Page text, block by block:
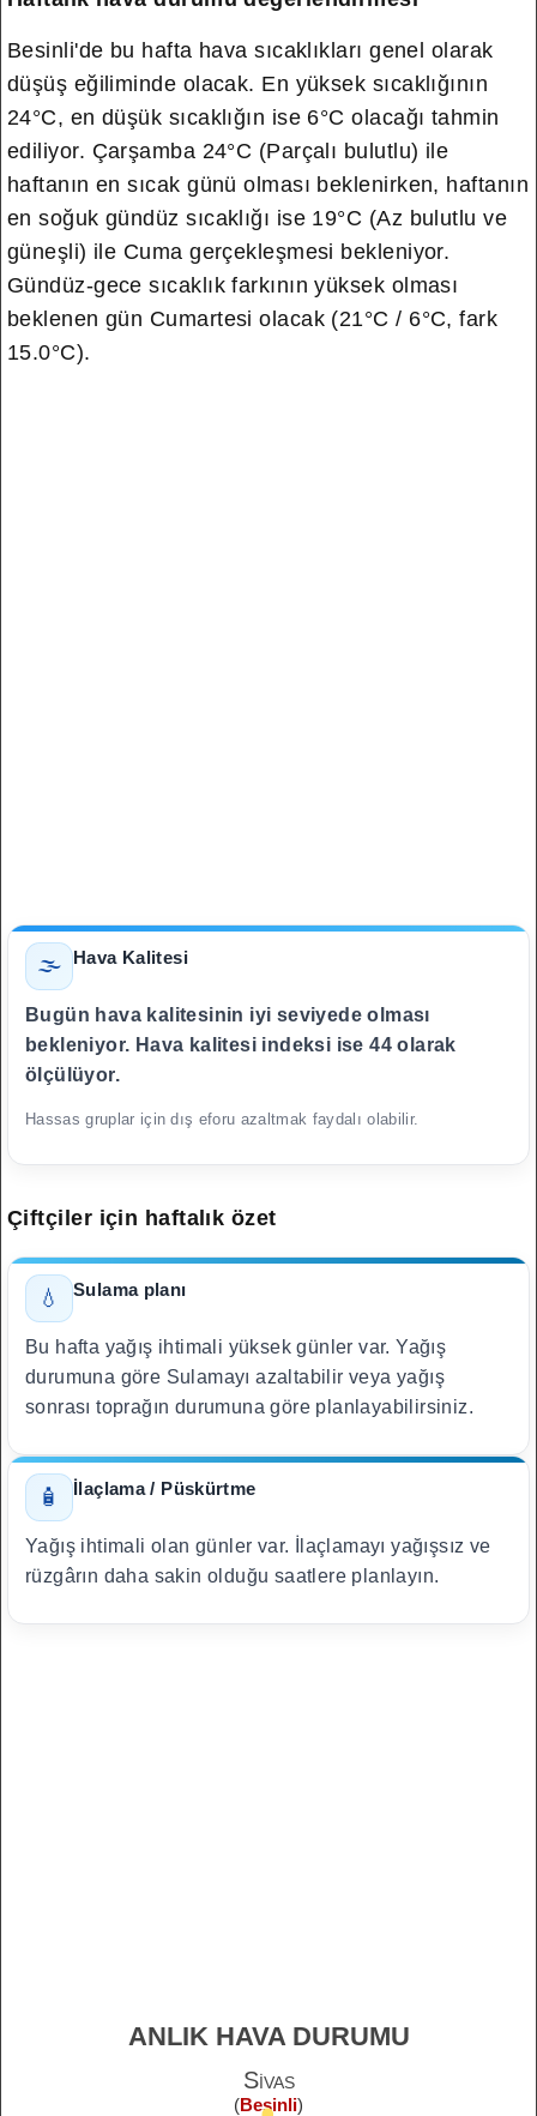
Besinli'de bu hafta hava sıcaklıkları genel olarak
düşüş eğiliminde olacak. En yüksek sıcaklığının
24°C, en düşük sıcaklığın ise 6°C olacağı tahmin
ediliyor. Çarşamba 24°C (Parçalı bulutlu) ile
haftanın en sıcak günü olması beklenirken, haftanın
en soğuk gündüz sıcaklığı ise 19°C (Az bulutlu ve
güneşli) ile Cuma gerçekleşmesi bekleniyor.
Gündüz-gece sıcaklık farkının yüksek olması
beklenen gün Cumartesi olacak (21°C / 6°C, fark
15.0°C).
🌫️ Hava Kalitesi
Bugün hava kalitesinin iyi seviyede olması
bekleniyor. Hava kalitesi indeksi ise 44 olarak
ölçülüyor.
Hassas gruplar için dış eforu azaltmak faydalı olabilir.
Çiftçiler için haftalık özet
💧 Sulama planı
Bu hafta yağış ihtimali yüksek günler var. Yağış
durumuna göre Sulamayı azaltabilir veya yağış
sonrası toprağın durumuna göre planlayabilirsiniz.
🧴 İlaçlama / Püskürtme
Yağış ihtimali olan günler var. İlaçlamayı yağışsız ve
rüzgârın daha sakin olduğu saatlere planlayın.
ANLIK HAVA DURUMU
Sivas
(Besinli)